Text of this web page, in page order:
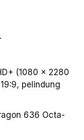
(1080 x 2280
pelindung
636 Octa-